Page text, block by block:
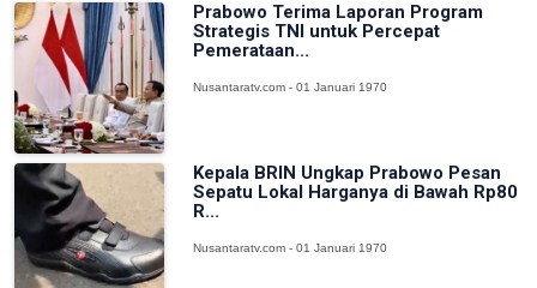
Prabowo Terima Laporan Program
Strategis TNI untuk Percepat
Pemerataan...
Nusantaratv.com - 01 Januari 1970
Kepala BRIN Ungkap Prabowo Pesan
Sepatu Lokal Harganya di Bawah Rp80
R...
Nusantaratv.com - 01 Januari 1970